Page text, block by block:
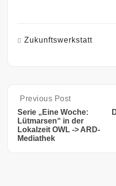
Zukunftswerkstatt
Previous Post
Serie „Eine Woche:
Lütmarsen“ in der
Lokalzeit OWL -> ARD-
Mediathek